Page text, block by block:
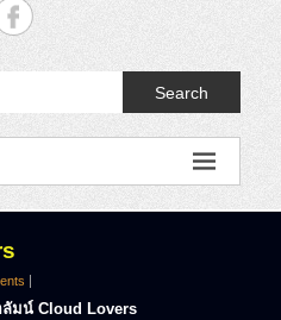
Search
มน์ Cloud Lovers